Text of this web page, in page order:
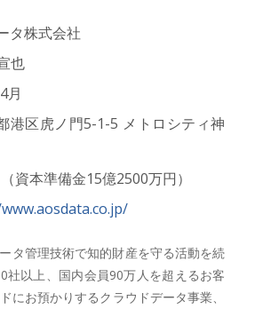
タ株式会社
也
月
港区虎ノ門5-1-5 メトロシティ神
資本準備金15億2500万円）
タ管理技術で知的財産を守る活動を続
社以上、国内会員90万人を超えるお客
にお預かりするクラウドデータ事業、